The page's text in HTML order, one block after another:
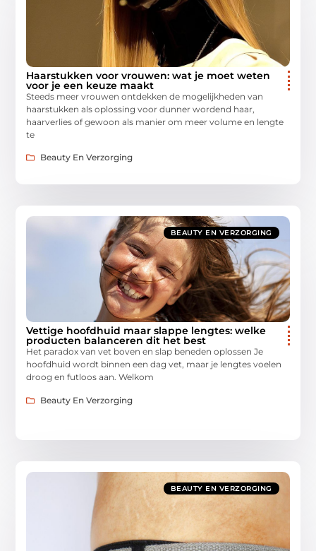
Haarstukken voor vrouwen: wat je moet weten
voor je een keuze maakt
Steeds meer vrouwen ontdekken de mogelijkheden van
haarstukken als oplossing voor dunner wordend haar,
haarverlies of gewoon als manier om meer volume en lengte
te
Beauty En Verzorging
BEAUTY EN VERZORGING
Vettige hoofdhuid maar slappe lengtes: welke
producten balanceren dit het best
Het paradox van vet boven en slap beneden oplossen Je
hoofdhuid wordt binnen een dag vet, maar je lengtes voelen
droog en futloos aan. Welkom
Beauty En Verzorging
BEAUTY EN VERZORGING